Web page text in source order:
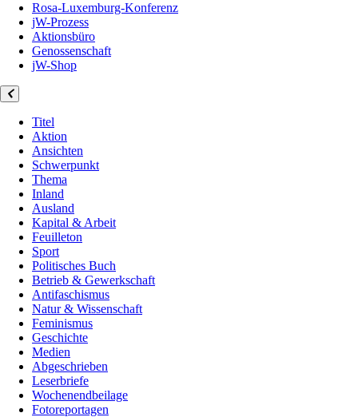
Rosa-Luxemburg-Konferenz
jW-Prozess
Aktionsbüro
Genossenschaft
jW-Shop
Titel
Aktion
Ansichten
Schwerpunkt
Thema
Inland
Ausland
Kapital & Arbeit
Feuilleton
Sport
Politisches Buch
Betrieb & Gewerkschaft
Antifaschismus
Natur & Wissenschaft
Feminismus
Geschichte
Medien
Abgeschrieben
Leserbriefe
Wochenendbeilage
Fotoreportagen